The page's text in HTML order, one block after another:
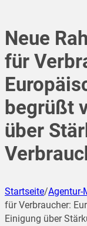
Neue
für
begrüßt
über
Startseite/Agentur-
für Verbraucher:
Einigung über